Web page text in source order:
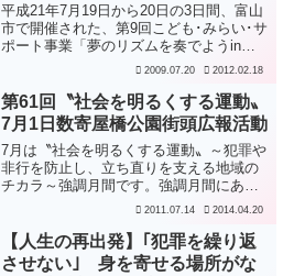
平成21年7月19日から20日の3日間、富山
市で開催された、第9回こども･みらい･サ
ポート事業「夢のリズムを奏でようinと
やま」の動画がアップされています。詳
21年度こども・みらい・サポート事業
「夢のリ...
2009.07.20 2012.02.18
第61回〝社会を明るくする運動〟
7月1日数寄屋橋公園街頭広報活動
7月は〝社会を明るくする運動〟～犯罪や
非行を防止し、立ち直りを支える地域の
チカラ～強調月間です。強調月間にあた
り、〝社会を明るくする運動〟発祥の地
務大臣、矢田中央区長、本運動フラッグ
アーティスト・谷村新司...
2011.07.14 2014.04.20
【人生の再出発】｢犯罪を繰り返
させない｣ 身を寄せる場所がな